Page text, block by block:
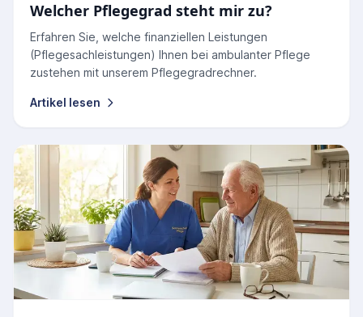
Welcher Pflegegrad steht mir zu?
Erfahren Sie, welche finanziellen Leistungen
(Pflegesachleistungen) Ihnen bei ambulanter Pflege
zustehen mit unserem Pflegegradrechner.
Artikel lesen